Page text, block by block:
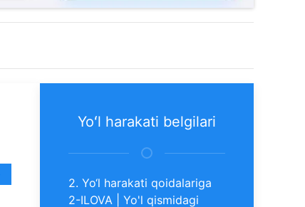
Yoʻl harakati belgilari
2. Yo‘l harakati qoidalariga
2-ILOVA | Yo'l qismidagi